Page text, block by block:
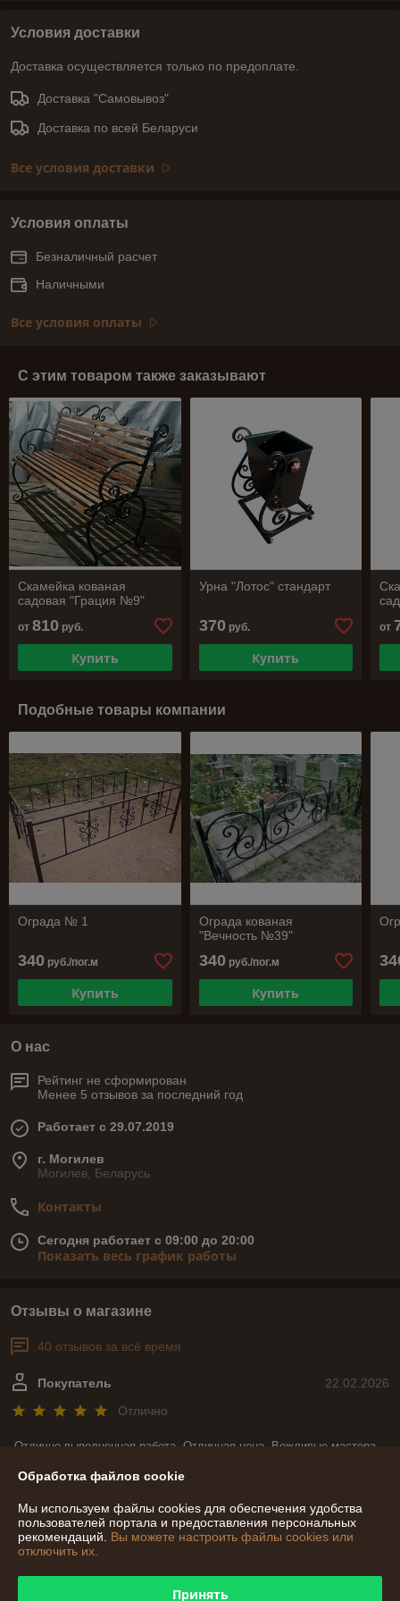
Условия доставки
Доставка осуществляется только по предоплате.
Доставка "Самовывоз"
Доставка по всей Беларуси
Все условия доставки
Условия оплаты
Безналичный расчет
Наличными
Все условия оплаты
С этим товаром также заказывают
Скамейка кованая
садовая "Грация №9"
от 810 руб.
Купить
Урна "Лотос" стандарт
370руб.
Купить
от
Подобные товары компании
Ограда № 1
340 руб./пог.м
Купить
Ограда кованая
"Вечность №39"
340руб./пог.м
Купить
О нас
Рейтинг не сформирован
Менее 5 отзывов за последний год
Работает с 29.07.2019
г. Могилев
Могилев, Беларусь
Контакты
Сегодня работает с 09:00 до 20:00
Показать весь график работы
Отзывы о магазине
40 отзывов за всё время
22.02.2026
Покупатель
Отлично
Отлично выполненная работа. Отличная цена. Вежливые мастера.
были на связи и уточняли все детали. Большое спасибо за такую
Сделка подтверждена через корзину
Обработка файлов cookie
Мы используем файлы cookies для обеспечения удобства
пользователей портала и предоставления персональных
рекомендаций. Вы можете настроить файлы cookies или
отключить их.
Принять